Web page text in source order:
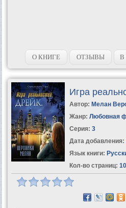
О КНИГЕ ОТЗЫВЫ В
Игра
Автор: Мелан
Жанр: Любовная
Серия: 3
Дата добавления:
Язык книги:
Кол-во страниц: